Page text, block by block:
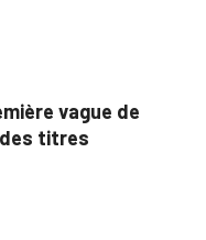
vague de
titres